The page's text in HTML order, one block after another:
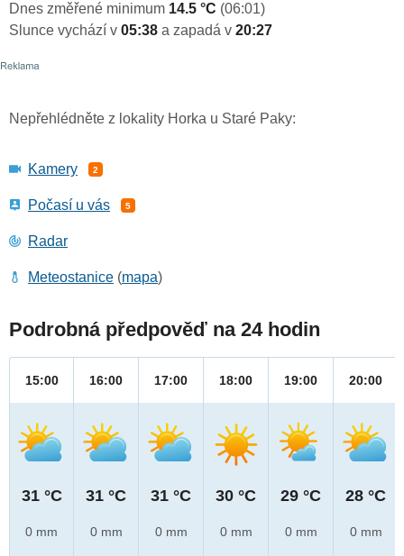
Dnes změřené minimum 14.5 °C (06:01)
Slunce vychází v 05:38 a zapadá v 20:27
Nepřehlédněte z lokality Horka u Staré Paky:
Kamery 2
Počasí u vás 5
Radar
Meteostanice (mapa)
Podrobná předpověď na 24 hodin
15:00
31 °C
0 mm
16:00
31 °C
0 mm
17:00
31 °C
0 mm
18:00
30 °C
0 mm
19:00
29 °C
0 mm
20:00
28 °C
0 mm